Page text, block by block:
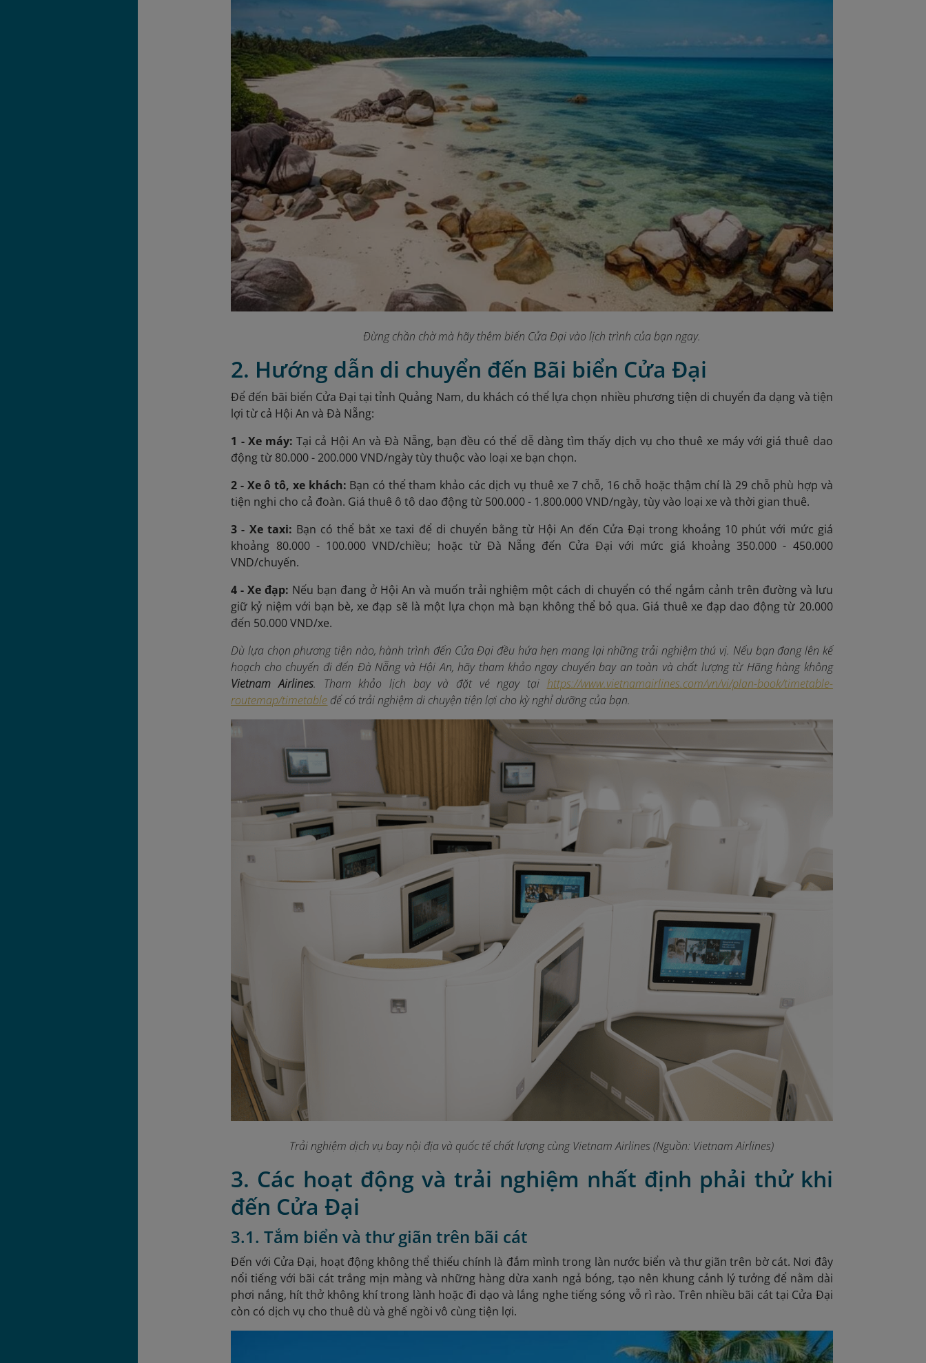
Đừng chần chờ mà hãy thêm biển Cửa Đại vào lịch trình của bạn ngay.
2. Hướng dẫn di chuyển đến Bãi biển Cửa Đại
Để đến bãi biển Cửa Đại tại tỉnh Quảng Nam, du khách có thể lựa chọn nhiều phương tiện di chuyển đa dạng và tiện
lợi từ cả Hội An và Đà Nẵng:
1 - Xe máy:Tại cả Hội An và Đà Nẵng, bạn đều có thể dễ dàng tìm thấy dịch vụ cho thuê xe máy với giá thuê dao
động từ 80.000 - 200.000 VND/ngày tùy thuộc vào loại xe bạn chọn.
2 - Xe ô tô, xe khách: Bạn có thể tham khảo các dịch vụ thuê xe 7 chỗ, 16 chỗ hoặc thậm chí là 29 chỗ phù hợp và
tiện nghi cho cả đoàn. Giá thuê ô tô dao động từ 500.000 - 1.800.000 VND/ngày, tùy vào loại xe và thời gian thuê.
3 - Xe taxi: Bạn có thể bắt xe taxi để di chuyển bằng từ Hội An đến Cửa Đại trong khoảng 10 phút với mức giá
khoảng 80.000 - 100.000 VND/chiều; hoặc từ Đà Nẵng đến Cửa Đại với mức giá khoảng 350.000 - 450.000
VND/chuyến.
4 - Xe đạp: Nếu bạn đang ở Hội An và muốn trải nghiệm một cách di chuyển có thể ngắm cảnh trên đường và lưu
giữ kỷ niệm với bạn bè, xe đạp sẽ là một lựa chọn mà bạn không thể bỏ qua. Giá thuê xe đạp dao động từ 20.000
đến 50.000 VND/xe.
Dù lựa chọn phương tiện nào, hành trình đến Cửa Đại đều hứa hẹn mang lại những trải nghiệm thú vị. Nếu bạn đang lên kế
hoạch cho chuyến đi đến Đà Nẵng và Hội An, hãy tham khảo ngay chuyến bay an toàn và chất lượng từ Hãng hàng không
Vietnam Airlines. Tham khảo lịch bay và đặt vé ngay tại https://www.vietnamairlines.com/vn/vi/plan-book/timetable-
routemap/timetable để có trải nghiệm di chuyện tiện lợi cho kỳ nghỉ dưỡng của bạn.
Trải nghiệm dịch vụ bay nội địa và quốc tế chất lượng cùng Vietnam Airlines (Nguồn: Vietnam Airlines)
3. Các hoạt động và trải nghiệm nhất định phải thử khi
đến Cửa Đại
3.1. Tắm biển và thư giãn trên bãi cát
Đến với Cửa Đại, hoạt động không thể thiếu chính là đắm mình trong làn nước biển và thư giãn trên bờ cát. Nơi đây
nổi tiếng với bãi cát trắng mịn màng và những hàng dừa xanh ngả bóng, tạo nên khung cảnh lý tưởng để nằm dài
phơi nắng, hít thở không khí trong lành hoặc đi dạo và lắng nghe tiếng sóng vỗ rì rào. Trên nhiều bãi cát tại Cửa Đại
còn có dịch vụ cho thuê dù và ghế ngồi vô cùng tiện lợi.